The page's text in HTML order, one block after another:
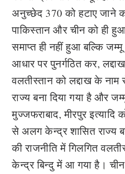
अनुच्छेद 370 को हटाए जाने
पाकिस्तान और चीन को ही
समाप्त ही नहीं हुआ बल्कि
आधार पर पुनर्गठित कर,
वलतीस्तान को लद्दाख के
राज्य बना दिया गया है और
मुज्जफराबाद, मीरपुर इत्यादि
से अलग केन्द्र शासित राज्य
की राजनीति में गिलगित
केन्द्र बिन्दु में आ गया है।